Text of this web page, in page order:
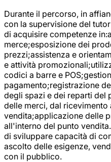
Durante il percorso, in
con la supervisione del
di acquisire competenze
merce;esposizione dei
prezzi;assistenza e
e attività
codici a barre e
pagamento;registrazione
degli spazi e dei reparti del
delle merci, dal
vendita;applicazione delle
all'interno del punto
di sviluppare capacità di
ascolto delle esigenze,
con il pubblico.